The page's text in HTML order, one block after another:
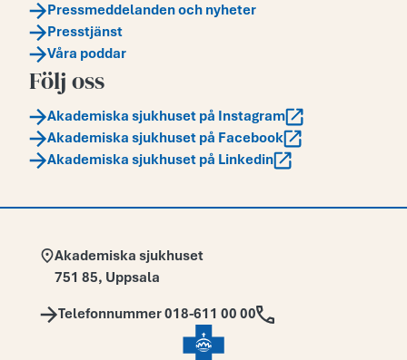
Pressmeddelanden och nyheter
Presstjänst
Våra poddar
Följ oss
Akademiska sjukhuset på Instagram
Akademiska sjukhuset på Facebook
Akademiska sjukhuset på Linkedin
Adress:
Akademiska sjukhuset
751 85, Uppsala
Telefon:
Telefonnummer 018-611 00 00